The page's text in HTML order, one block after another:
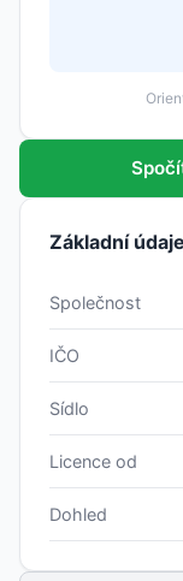
Základní údaje
Společnost
IČO
Sídlo
Licence od
Dohled